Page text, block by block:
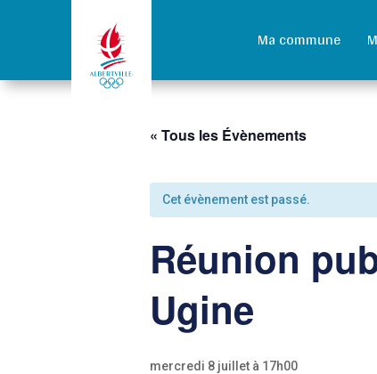
Ma commune
« Tous les Évènements
Cet évènement est passé.
Réunion
Ugine
mercredi 8 juillet à 17h00